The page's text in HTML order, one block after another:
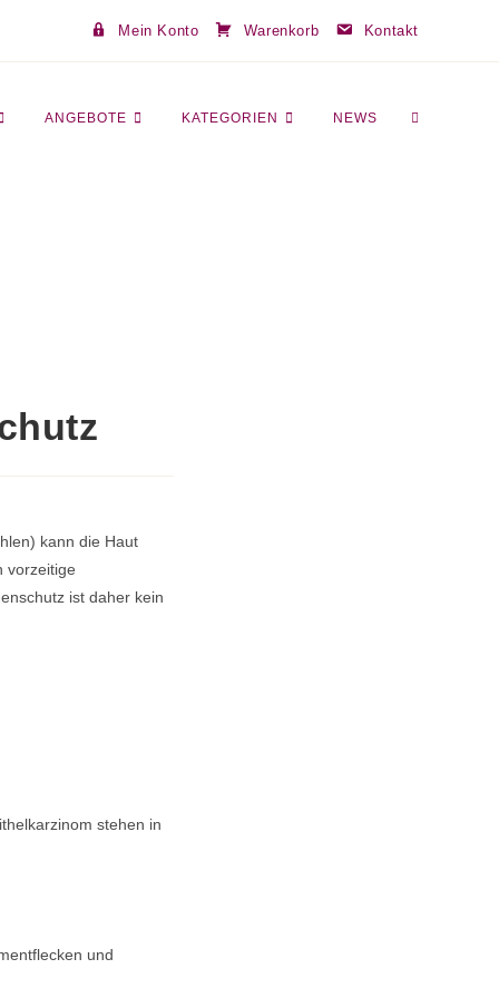
Mein Konto Warenkorb Kontakt
ANGEBOTE KATEGORIEN NEWS
kann die Haut
vorzeitige
ist daher kein
stehen in
und